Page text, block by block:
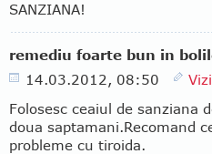
SANZIANA!
remediu foarte bun in
14.03.2012, 08:50
Folosesc ceaiul de
doua saptamani.Recomand
probleme cu tiroida.